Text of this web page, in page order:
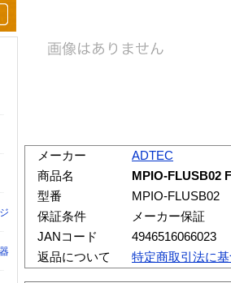
メーカー
ADTEC
商品名
MPIO-FLUSB02
型番
MPIO-FLUSB02
保証条件
メーカー保証
JANコード
4946516066023
返品について
特定商取引法に